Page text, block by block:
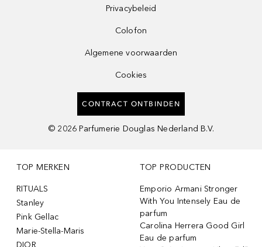
Privacybeleid
Colofon
Algemene voorwaarden
Cookies
CONTRACT ONTBINDEN
© 2026 Parfumerie Douglas Nederland B.V.
TOP MERKEN
RITUALS
Stanley
Pink Gellac
Marie-Stella-Maris
DIOR
TOP PRODUCTEN
Emporio Armani Stronger
With You Intensely Eau de
parfum
Carolina Herrera Good Girl
Eau de parfum